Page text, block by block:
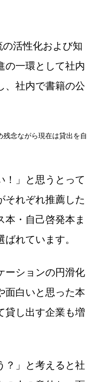
活性化および知
の一環として社内
、社内で書籍の公
残念ながら現在は貸出を自
！」と思うとって
それぞれ推薦した
本・自己啓発本ま
れています。
ーションの円滑化
面白いと思った本
貸し出す企業も増
？」と考えると社